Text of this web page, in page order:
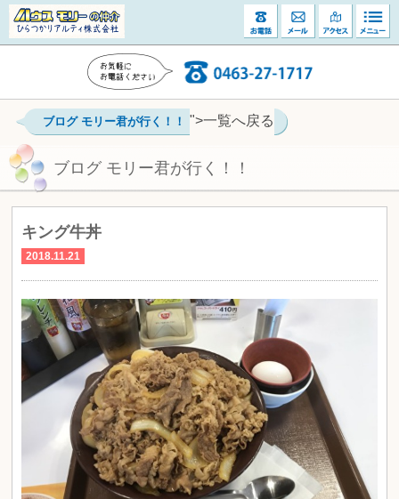
ブログ モリー君が行く！！ ">一覧へ戻る
ブログ モリー君が行く！！
キング牛丼
2018.11.21